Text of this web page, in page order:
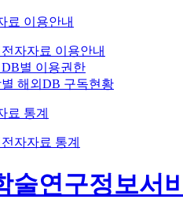
료 이용안내
자자료 이용안내
별 이용권한
해외DB 구독현황
료 통계
자자료 통계